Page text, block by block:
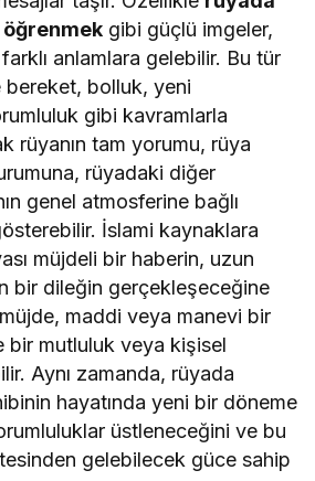
gibi güçlü imgeler,
anlamlara gelebilir. Bu tür
bereket, bolluk, yeni
gibi kavramlarla
rüyanın tam yorumu, rüya
rüyadaki diğer
genel atmosferine bağlı
İslami kaynaklara
müjdeli bir haberin, uzun
bir dileğin gerçekleşeceğine
maddi veya manevi bir
bir mutluluk veya kişisel
Aynı zamanda, rüyada
hayatında yeni bir döneme
üstleneceğini ve bu
gelebilecek güce sahip